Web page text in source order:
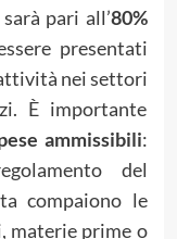
pari all’80%
presentati
nei settori
È importante
ammissibili:
del
compaiono le
materie prime o